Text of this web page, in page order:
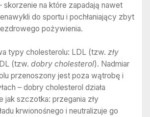
skorzenie na które zapadają nawet
do sportu i pochłaniający zbyt
pożywienia.
typy cholesterolu: LDL (tzw. zły
(tzw. dobry cholesterol). Nadmiar
przenoszony jest poza wątrobę i
– dobry cholesterol działa
jak szczotka: przegania zły
krwionośnego i neutralizuje go